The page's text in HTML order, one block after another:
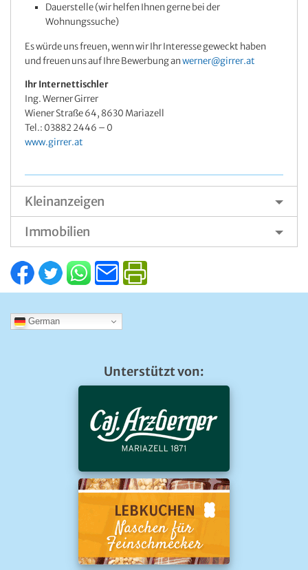
Dauerstelle (wir helfen Ihnen gerne bei der
Wohnungssuche)
Es würde uns freuen, wenn wir Ihr Interesse geweckt haben
und freuen uns auf Ihre Bewerbung anwerner@girrer.at
Ihr Internettischler
Ing. Werner Girrer
Wiener Straße 64, 8630 Mariazell
Tel.: 03882 2446 – 0
www.girrer.at
Kleinanzeigen
Immobilien
German
Unterstützt von: